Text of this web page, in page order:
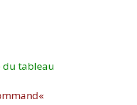
du tableau
«